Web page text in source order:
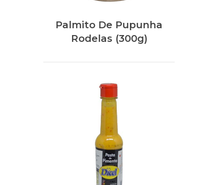
Palmito De Pupunha
Rodelas (300g)